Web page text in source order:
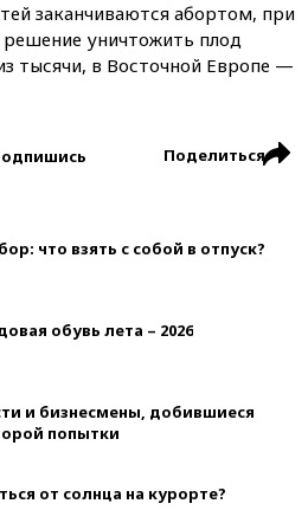
заканчиваются абортом, при
уничтожить плод
тысячи, в Восточной Европе —
Поделиться
что взять с собой в отпуск?
обувь лета – 2026
и бизнесмены, добившиеся
попытки
от солнца на курорте?